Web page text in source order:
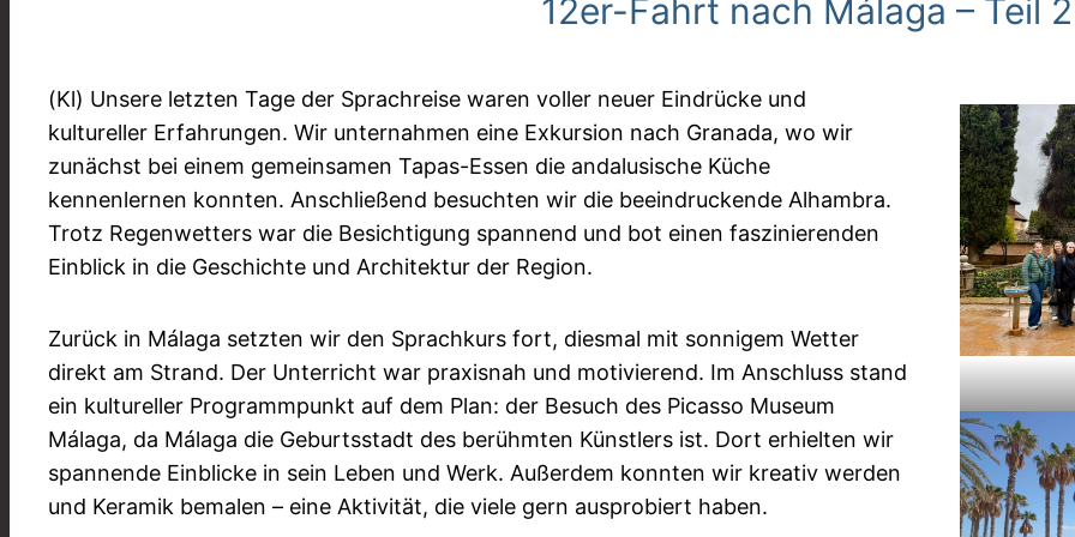
12er-Fahrt nach Málaga – Teil 2
(Kl) Unsere letzten Tage der Sprachreise waren voller neuer Eindrücke und
kultureller Erfahrungen. Wir unternahmen eine Exkursion nach Granada, wo wir
zunächst bei einem gemeinsamen Tapas-Essen die andalusische Küche
kennenlernen konnten. Anschließend besuchten wir die beeindruckende Alhambra.
Trotz Regenwetters war die Besichtigung spannend und bot einen faszinierenden
Einblick in die Geschichte und Architektur der Region.
Zurück in Málaga setzten wir den Sprachkurs fort, diesmal mit sonnigem Wetter
direkt am Strand. Der Unterricht war praxisnah und motivierend. Im Anschluss stand
ein kultureller Programmpunkt auf dem Plan: der Besuch des Picasso Museum
Málaga, da Málaga die Geburtsstadt des berühmten Künstlers ist. Dort erhielten wir
spannende Einblicke in sein Leben und Werk. Außerdem konnten wir kreativ werden
und Keramik bemalen – eine Aktivität, die viele gern ausprobiert haben.